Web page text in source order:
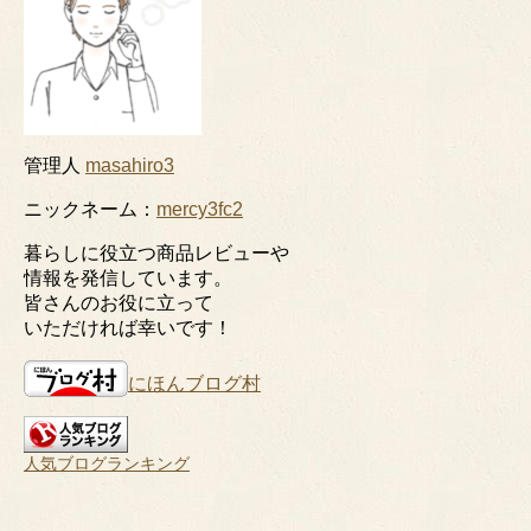
管理人 masahiro3
ニックネーム： mercy3fc2
暮らしに役立つ商品レビューや
情報を発信しています。
皆さんのお役に立って
いただければ幸いです！
にほんブログ村
人気ブログランキング